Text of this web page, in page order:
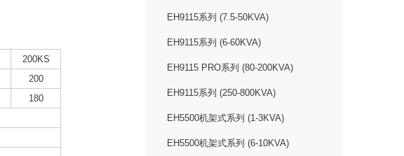
200KS
200
180
EH9115系列 (7.5-50KVA)
EH9115系列 (6-60KVA)
EH9115 PRO系列 (80-200KVA)
EH9115系列 (250-800KVA)
EH5500机架式系列 (1-3KVA)
EH5500机架式系列 (6-10KVA)